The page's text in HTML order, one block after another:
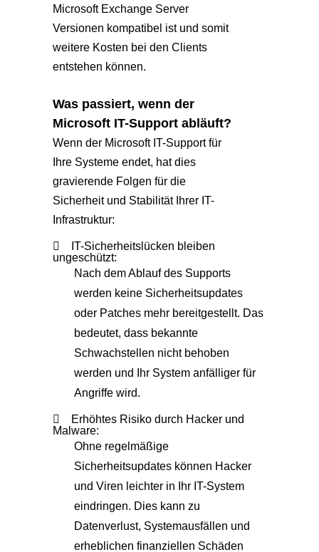
Microsoft Exchange Server
Versionen kompatibel ist und somit
weitere Kosten bei den Clients
entstehen können.
Was passiert, wenn der
Microsoft IT-Support abläuft?
Wenn der Microsoft IT-Support für
Ihre Systeme endet, hat dies
gravierende Folgen für die
Sicherheit und Stabilität Ihrer IT-
Infrastruktur:
IT-Sicherheitslücken bleiben
ungeschützt:
Nach dem Ablauf des Supports
werden keine Sicherheitsupdates
oder Patches mehr bereitgestellt. Das
bedeutet, dass bekannte
Schwachstellen nicht behoben
werden und Ihr System anfälliger für
Angriffe wird.
Erhöhtes Risiko durch Hacker und
Malware:
Ohne regelmäßige
Sicherheitsupdates können Hacker
und Viren leichter in Ihr IT-System
eindringen. Dies kann zu
Datenverlust, Systemausfällen und
erheblichen finanziellen Schäden